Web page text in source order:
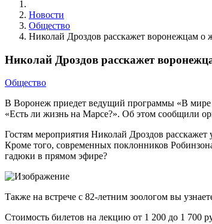
Новости
Общество
Николай Дроздов расскажет воронежцам о
Николай Дроздов расскажет
Общество
В Воронеж приедет ведущий программы «В мире
«Есть ли жизнь на Марсе?». Об этом сообщили
Гостям мероприятия Николай Дроздов
Кроме того, современных поклонников
гадюки в прямом эфире?
Также на встрече с 82-летним зоологом вы
Стоимость билетов на лекцию от 1 200 до 1 700